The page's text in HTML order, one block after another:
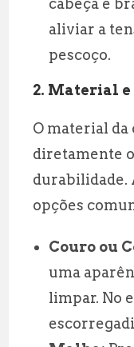
cabeça e
aliviar a
pescoço.
2. Material e
O material
diretamente
durabilidade.
opções
Couro ou
uma
limpar. No